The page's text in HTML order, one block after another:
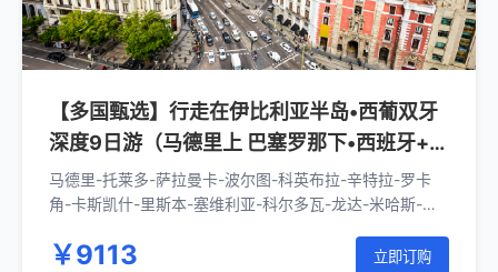
【多国甄选】行走在伊比利亚半岛•西葡双牙
深度9日游（马德里上 巴塞罗那下•西班牙+葡
萄牙）
马德里-托莱多-萨拉曼卡-波尔图-科英布拉-辛特拉-罗卡
角-卡斯凯什-里斯本-塞维利亚-科尔多瓦-龙达-米哈斯-格
￥9113 立即订购